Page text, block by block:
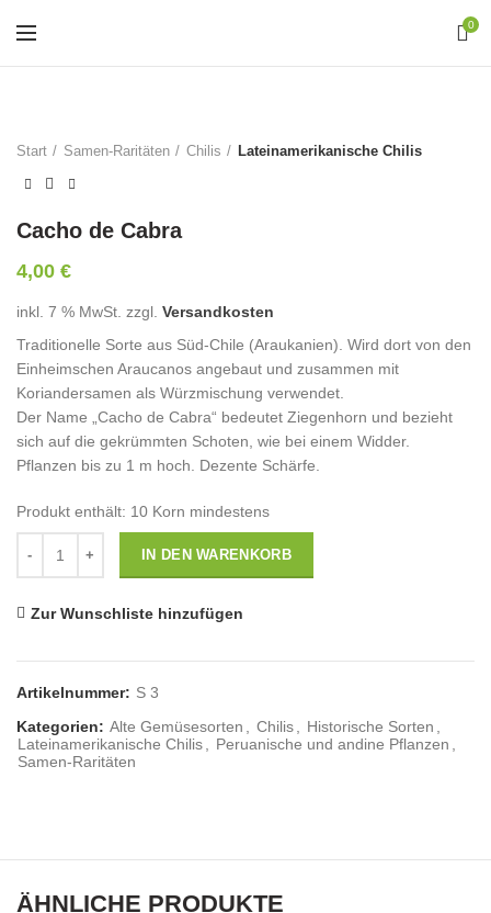
0
Start Samen-Raritäten Chilis Lateinamerikanische Chilis
Cacho de Cabra
4,00 €
inkl. 7 % MwSt. zzgl. Versandkosten
Traditionelle Sorte aus Süd-Chile (Araukanien). Wird dort von den
Einheimschen Araucanos angebaut und zusammen mit
Koriandersamen als Würzmischung verwendet.
Der Name „Cacho de Cabra“ bedeutet Ziegenhorn und bezieht
sich auf die gekrümmten Schoten, wie bei einem Widder.
Pflanzen bis zu 1 m hoch. Dezente Schärfe.
Produkt enthält: 10 Korn mindestens
IN DEN WARENKORB
Zur Wunschliste hinzufügen
Artikelnummer: S 3
Kategorien: Alte Gemüsesorten Chilis Historische Sorten
Lateinamerikanische Chilis
Peruanische und andine Pflanzen
Samen-Raritäten
ÄHNLICHE PRODUKTE